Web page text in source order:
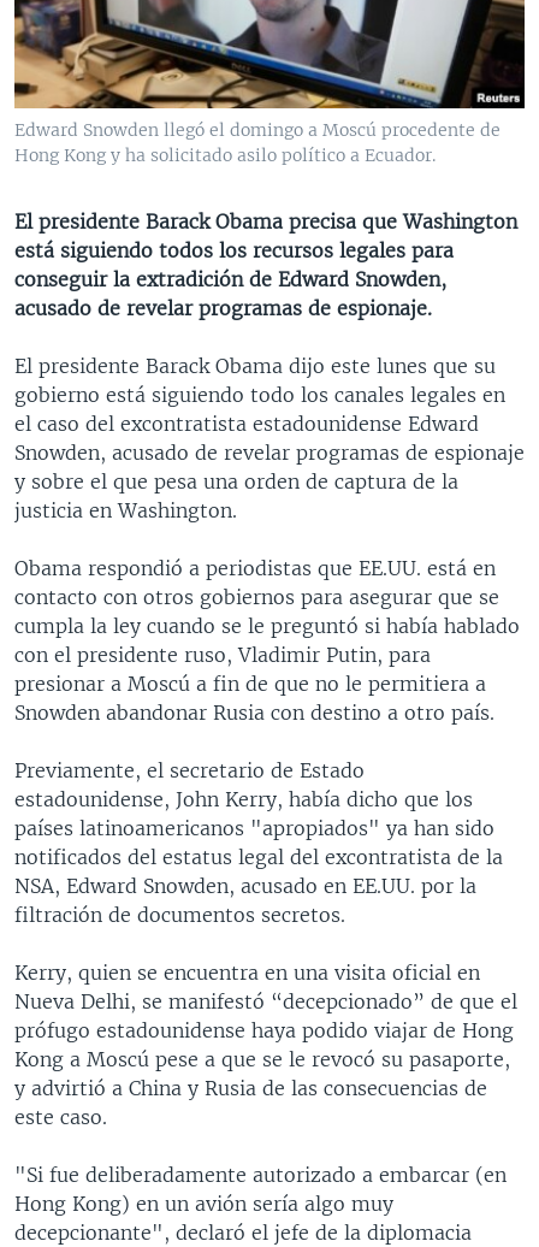
VENEZUELA
BRASIL
NICARAGUA
ECONOMÍA
ENTRETENIMIENTO Y CULTURA
TECNOLOGÍA
DEPORTES
MULTIMEDIA
VIDEOS
FOTOGRAFÍA
AUDIOS
PROGRAMAS TV
EL MUNDO AL DÍA
FORO INTERAMERICANO
LAS CLAVES
PANORAMA
RADIO
AVANCE INFORMATIVO
BUENOS DÍAS AMÉRICA
ESTADOS UNIDOS AL DÍA
EL MUNDO AL DÍA [RADIO]
FORO [RADIO]
DEPORTIVO INTERNACIONAL
NOTA ECONÓMICA
ENTRETENIMIENTO
DIRECT
Learning English
Idiomas
Edward Snowden llegó el domingo a Moscú procedente de
Hong Kong y ha solicitado asilo político a Ecuador.
El presidente Barack Obama precisa que Washington
está siguiendo todos los recursos legales para
conseguir la extradición de Edward Snowden,
acusado de revelar programas de espionaje.
El presidente Barack Obama dijo este lunes que su
gobierno está siguiendo todo los canales legales en
el caso del excontratista estadounidense Edward
Snowden, acusado de revelar programas de espionaje
y sobre el que pesa una orden de captura de la
justicia en Washington.
Obama respondió a periodistas que EE.UU. está en
contacto con otros gobiernos para asegurar que se
cumpla la ley cuando se le preguntó si había hablado
con el presidente ruso, Vladimir Putin, para
presionar a Moscú a fin de que no le permitiera a
Snowden abandonar Rusia con destino a otro país.
Previamente, el secretario de Estado
estadounidense, John Kerry, había dicho que los
países latinoamericanos "apropiados" ya han sido
notificados del estatus legal del excontratista de la
NSA, Edward Snowden, acusado en EE.UU. por la
filtración de documentos secretos.
Kerry, quien se encuentra en una visita oficial en
Nueva Delhi, se manifestó “decepcionado” de que el
prófugo estadounidense haya podido viajar de Hong
Kong a Moscú pese a que se le revocó su pasaporte,
y advirtió a China y Rusia de las consecuencias de
este caso.
"Si fue deliberadamente autorizado a embarcar (en
Hong Kong) en un avión sería algo muy
decepcionante", declaró el jefe de la diplomacia